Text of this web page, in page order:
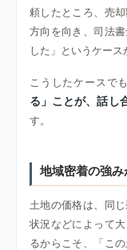
頼したところ、売
方向を向き、司法
した」というケース
こうしたケースでも
る」ことが、話し
す。
地域密着の強
土地の価格は、同
状況などによって
るからこそ、「こ